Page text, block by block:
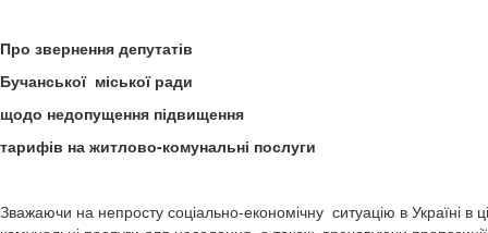
Про звернення депутатів
Бучанської міської ради
щодо недопущення підвищення
тарифів на житлово-комунальні послуги
Зважаючи на непросту соціально-економічну ситуацію в Україні в